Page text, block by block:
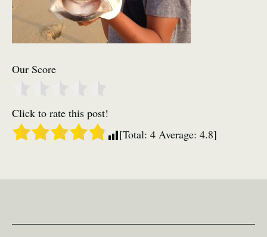
Our Score
Click to rate this post!
[Total: 4 Average: 4.8]